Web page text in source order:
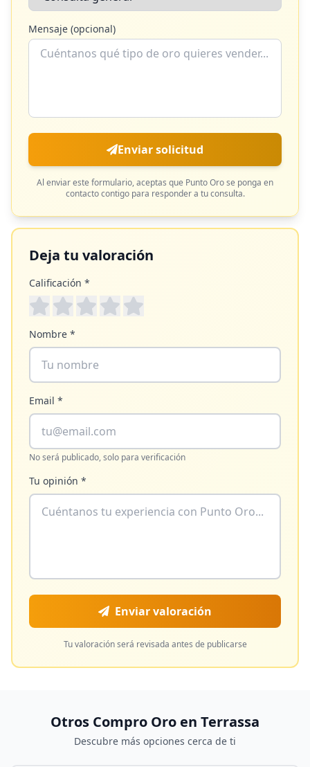
Mensaje (opcional)
Enviar solicitud
Al enviar este formulario, aceptas que Punto Orose ponga en
contacto contigo para responder a tu consulta.
Deja tu valoración
Calificación *
Nombre *
Email *
No será publicado, solo para verificación
Tu opinión *
Enviar valoración
Tu valoración será revisada antes de publicarse
Otros Compro Oro en Terrassa
Descubre más opciones cerca de ti